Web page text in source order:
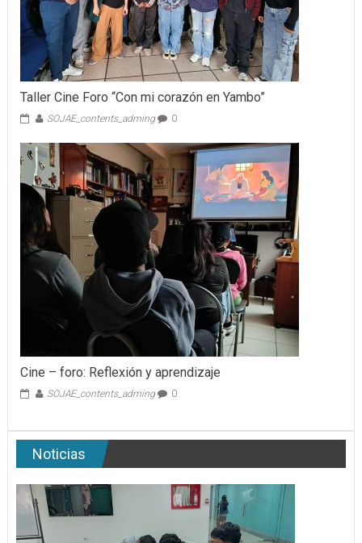
Taller Cine Foro “Con mi corazón en Yambo”
SOJAE_contents_adming 0
Cine – foro: Reflexión y aprendizaje
SOJAE_contents_adming 0
Noticias